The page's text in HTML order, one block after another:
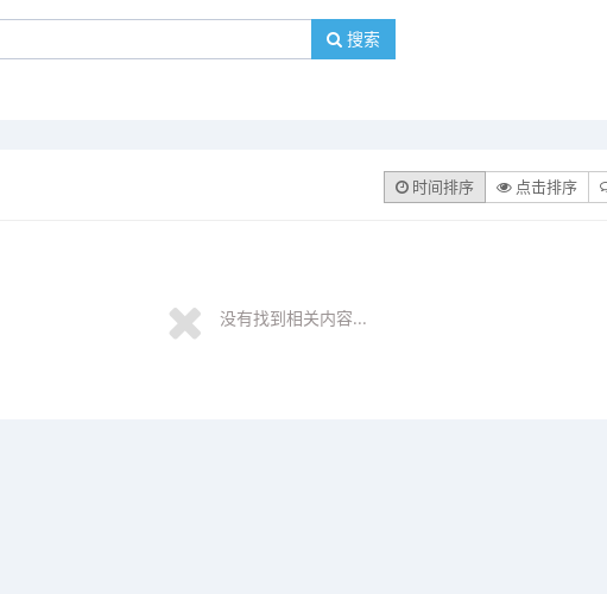
搜索
时间排序 点击排序
没有找到相关内容...